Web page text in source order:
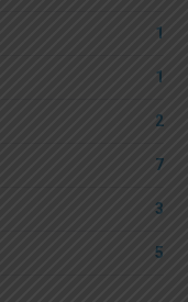
1
1
2
7
3
5